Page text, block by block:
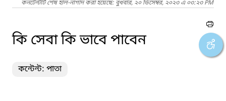
কনটেন্টটি শেষ হাল-নাগাদ করা হয়েছে: বুধবার, ২০ ডিসেম্বর, ২০২৩ এ ০৩:২৩ PM
কি সেবা কি ভাবে পাবেন
কন্টেন্ট: পাতা